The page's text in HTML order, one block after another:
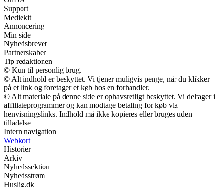
Support
Mediekit
Annoncering
Min side
Nyhedsbrevet
Partnerskaber
Tip redaktionen
© Kun til personlig brug.
© Alt indhold er beskyttet. Vi tjener muligvis penge, når du klikker
på et link og foretager et køb hos en forhandler.
© Alt materiale på denne side er ophavsretligt beskyttet. Vi deltager i
affiliateprogrammer og kan modtage betaling for køb via
henvisningslinks. Indhold må ikke kopieres eller bruges uden
tilladelse.
Intern navigation
Webkort
Historier
Arkiv
Nyhedssektion
Nyhedsstrøm
Huslig.dk